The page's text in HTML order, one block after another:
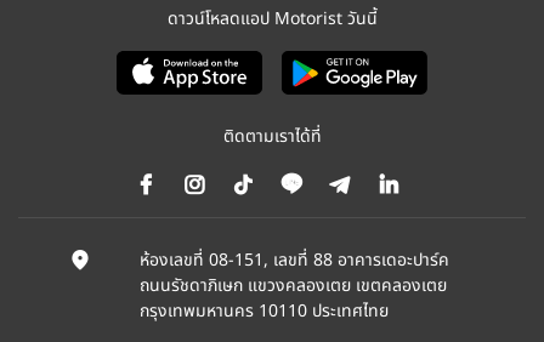
ดาวน์โหลดแอป Motorist วันนี้
ติดตามเราได้ที่
ห้องเลขที่ 08-151, เลขที่ 88 อาคารเดอะปาร์ค
ถนนรัชดาภิเษก แขวงคลองเตย เขตคลองเตย
กรุงเทพมหานคร 10110 ประเทศไทย